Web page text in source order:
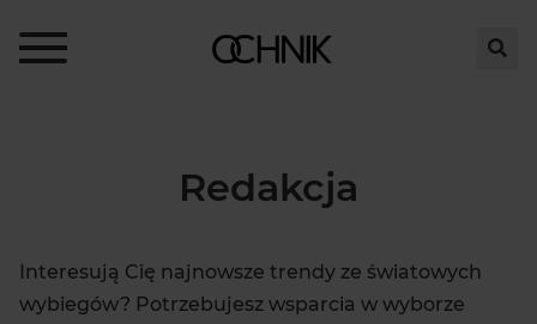
Redakcja
Interesują Cię najnowsze trendy ze światowych
wybiegów? Potrzebujesz wsparcia w wyborze